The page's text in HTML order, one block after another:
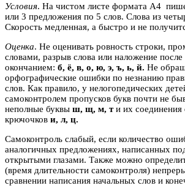
Условия. На чистом листе формата А4
или 3 предложения по 5 слов. Слова из
Скорость медленная, а быстро и не
Оценка. Не оценивать ровность строки,
словами, разрыв слова или наложение
окончанием: б, ё, в, о, ю, э, ъ, ь, й. Не
орфографические ошибки по незнанию
слов. Как правило, у нелогопедических
самоконтролем пропусков букв почти не
неполные буквы ш, щ, м, ти их соединения
крючочков и, л, ц.
Самоконтроль слабый, если количество
аналогичных предложениях, написанных
открытыми глазами. Также можно
(время длительности самоконтроля)
сравнении написания начальных слов и